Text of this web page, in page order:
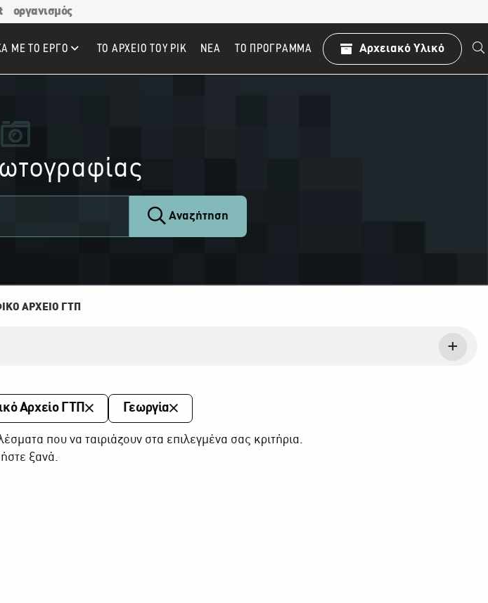
οργανισμός
ΜΕ ΤΟ ΕΡΓΟ ΤΟ ΑΡΧΕΙΟ ΤΟΥ ΡΙΚ ΝΕΑ TO ΠΡΌΓΡΑΜΜΑ Αρχειακό Υλικό
Αναζήτηση
ΑΡΧΕΊΟ ΓΤΠ
Αρχείο ΓΤΠ Γεωργία
που να ταιριάζουν στα επιλεγμένα σας κριτήρια.
ξανά.